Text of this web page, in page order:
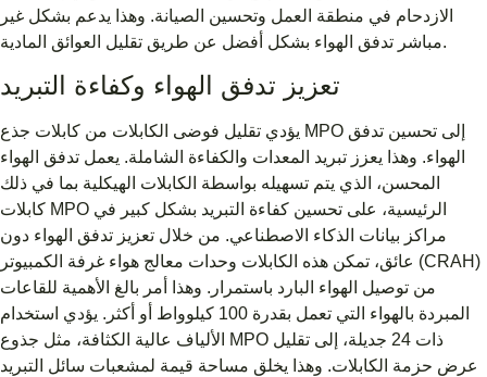
الازدحام في منطقة العمل وتحسين الصيانة. وهذا يدعم بشكل غير
مباشر تدفق الهواء بشكل أفضل عن طريق تقليل العوائق المادية.
تعزيز تدفق الهواء وكفاءة التبريد
يؤدي تقليل فوضى الكابلات من كابلات جذع MPO إلى تحسين تدفق
الهواء. وهذا يعزز تبريد المعدات والكفاءة الشاملة. يعمل تدفق الهواء
المحسن، الذي يتم تسهيله بواسطة الكابلات الهيكلية بما في ذلك
كابلات MPO الرئيسية، على تحسين كفاءة التبريد بشكل كبير في
مراكز بيانات الذكاء الاصطناعي. من خلال تعزيز تدفق الهواء دون
عائق، تمكن هذه الكابلات وحدات معالج هواء غرفة الكمبيوتر (CRAH)
من توصيل الهواء البارد باستمرار. وهذا أمر بالغ الأهمية للقاعات
المبردة بالهواء التي تعمل بقدرة 100 كيلوواط أو أكثر. يؤدي استخدام
الألياف عالية الكثافة، مثل جذوع MPO ذات 24 جديلة، إلى تقليل
عرض حزمة الكابلات. وهذا يخلق مساحة قيمة لمشعبات سائل التبريد